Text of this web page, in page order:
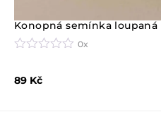
Konopná semínka loupaná
d
0x
89 Kč